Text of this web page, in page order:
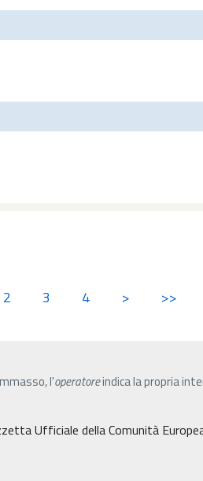
2 3 4 > >>
l'operatoreindica la propria
Ufficiale della Comunità